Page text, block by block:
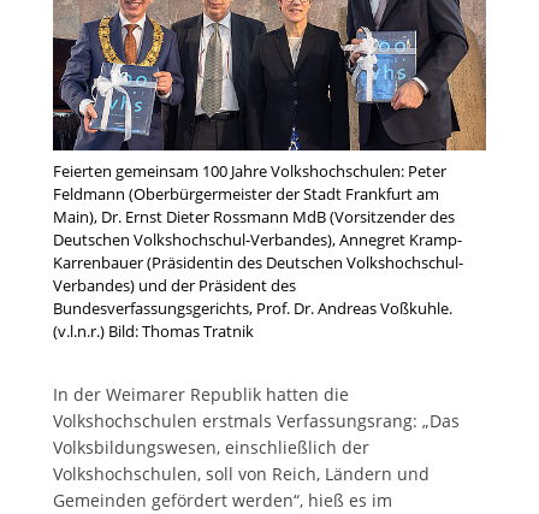
Feierten gemeinsam 100 Jahre Volkshochschulen: Peter
Feldmann (Oberbürgermeister der Stadt Frankfurt am
Main), Dr. Ernst Dieter Rossmann MdB (Vorsitzender des
Deutschen Volkshochschul-Verbandes), Annegret Kramp-
Karrenbauer (Präsidentin des Deutschen Volkshochschul-
Verbandes) und der Präsident des
Bundesverfassungsgerichts, Prof. Dr. Andreas Voßkuhle.
(v.l.n.r.) Bild: Thomas Tratnik
In der Weimarer Republik hatten die
Volkshochschulen erstmals Verfassungsrang: „Das
Volksbildungswesen, einschließlich der
Volkshochschulen, soll von Reich, Ländern und
Gemeinden gefördert werden“, hieß es im